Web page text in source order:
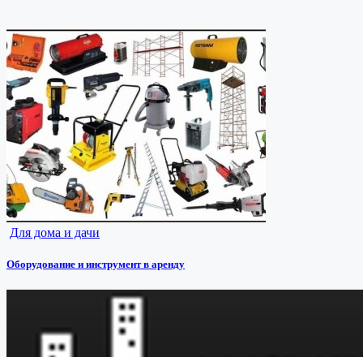
Для дома и дачи
Оборудование и инструмент в аренду